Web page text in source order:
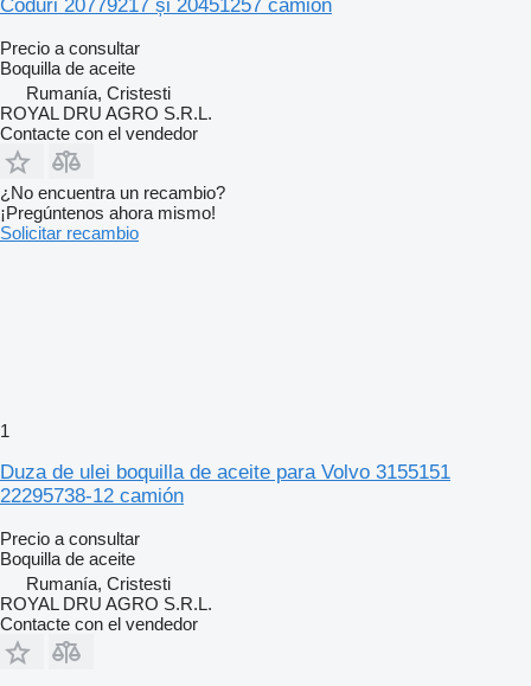
Coduri 20779217 și 20451257 camión
Precio a consultar
Boquilla de aceite
Rumanía, Cristesti
ROYAL DRU AGRO S.R.L.
Contacte con el vendedor
¿No encuentra un recambio?
¡Pregúntenos ahora mismo!
Solicitar recambio
1
Duza de ulei boquilla de aceite para Volvo 3155151
22295738-12 camión
Precio a consultar
Boquilla de aceite
Rumanía, Cristesti
ROYAL DRU AGRO S.R.L.
Contacte con el vendedor